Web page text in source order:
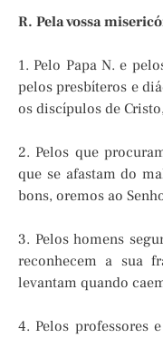
R. Pela vossa
1. Pelo Papa N. e
pelos presbíteros e
os discípulos de
2. Pelos que
que se afastam do
bons, oremos ao
3. Pelos homens
reconhecem a sua
levantam quando
4. Pelos professores